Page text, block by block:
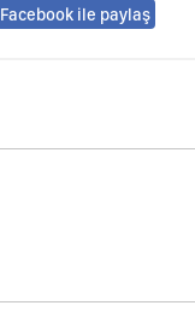
Facebook ile paylaş